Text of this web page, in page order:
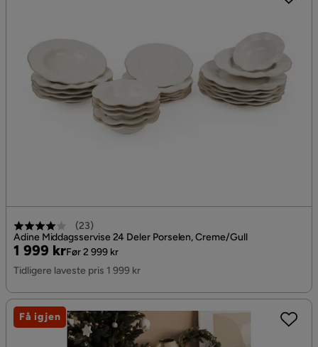
(23)
Adine Middagsservise 24 Deler Porselen, Creme/Gull
Pris
1 999 kr
Original
Pris
Før 2 999 kr
Tidligere laveste pris 1 999 kr
Få igjen